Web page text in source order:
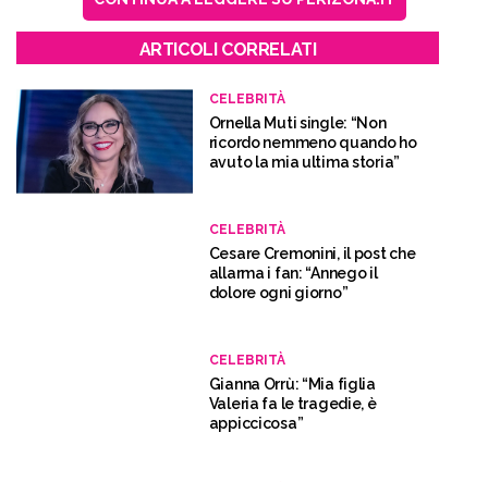
ARTICOLI CORRELATI
CELEBRITÀ
Ornella Muti single: “Non
ricordo nemmeno quando ho
avuto la mia ultima storia”
CELEBRITÀ
Cesare Cremonini, il post che
allarma i fan: “Annego il
dolore ogni giorno”
CELEBRITÀ
Gianna Orrù: “Mia figlia
Valeria fa le tragedie, è
appiccicosa”